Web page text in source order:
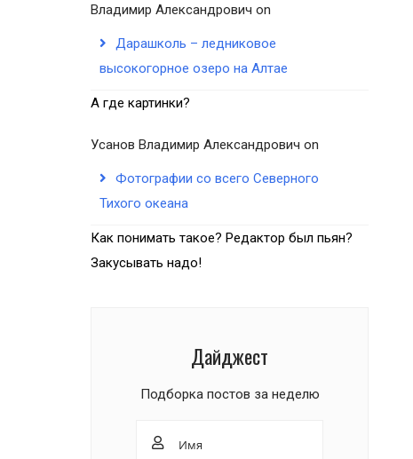
Владимир Александрович on
Дарашколь – ледниковое
высокогорное озеро на Алтае
А где картинки?
Усанов Владимир Александрович on
Фотографии со всего Северного
Тихого океана
Как понимать такое? Редактор был пьян?
Закусывать надо!
Дайджест
Подборка постов за неделю